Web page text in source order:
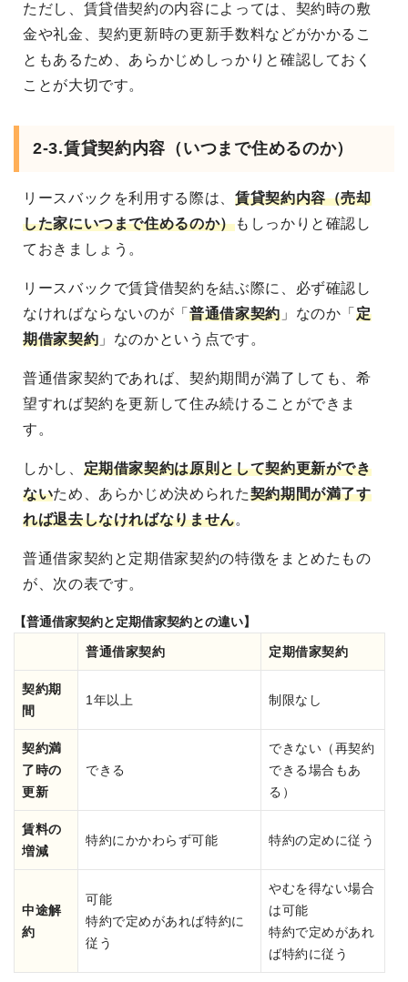
ただし、賃貸借契約の内容によっては、契約時の敷
金や礼金、契約更新時の更新手数料などがかかるこ
ともあるため、あらかじめしっかりと確認しておく
ことが大切です。
2-3.賃貸契約内容（いつまで住めるのか）
リースバックを利用する際は、 賃貸契約内容（売却
した家にいつまで住めるのか）もしっかりと確認し
ておきましょう。
リースバックで賃貸借契約を結ぶ際に、必ず確認し
なければならないのが「普通借家契約」なのか「定
期借家契約 」なのかという点です。
普通借家契約であれば、契約期間が満了しても、希
望すれば契約を更新して住み続けることができま
す。
しかし、 定期借家契約は原則として契約更新ができ
ないため、あらかじめ決められた契約期間が満了す
れば退去しなければなりません。
普通借家契約と定期借家契約の特徴をまとめたもの
が、次の表です。
【普通借家契約と定期借家契約との違い】
普通借家契約 定期借家契約
契約期
間
1年以上 制限なし
契約満
了時の
更新
できる
できない（再契約
できる場合もあ
る）
賃料の
増減
特約にかかわらず可能 特約の定めに従う
中途解
約
可能
特約で定めがあれば特約に
従う
やむを得ない場合
は可能
特約で定めがあれ
ば特約に従う